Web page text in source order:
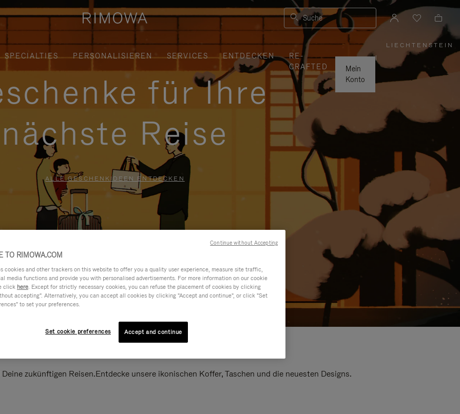
Suche
SPECIALTIES PERSONALISIEREN SERVICES ENTDECKEN
RE-
CRAFTED
Mein
Konto
LIECHTENSTEIN
,
WÄHLEN
IHRE
REGION
AUS
|
für Ihre
nächste Reise
ALLE GESCHENKIDEEN ENTDECKEN
zukünftigen Reisen.Entdecke unsere ikonischen Koffer, Taschen und die neuesten Designs.
TO RIMOWA.COM
cookies and other trackers on this website to offer you a quality user experience, measure site traffic,
media functions and provide you with personalised advertisements. For more information on our cookie
click here. Except for strictly necessary cookies, you can refuse the placement of cookies by clicking
accepting". Alternatively, you can accept all cookies by clicking "Accept and continue", or click "Set
to set your preferences.
Set cookie preferences Accept and continue
Continue without Accepting